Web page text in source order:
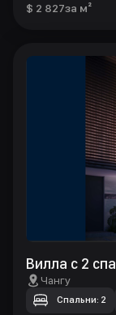
$ 2 827за м²
Вилла с 2
Чангу
Спальни: 2